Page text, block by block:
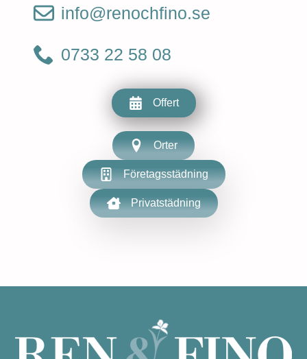
info@renochfino.se
0733 22 58 08
Offert
Orter
Företagsstädning
Privatstädning